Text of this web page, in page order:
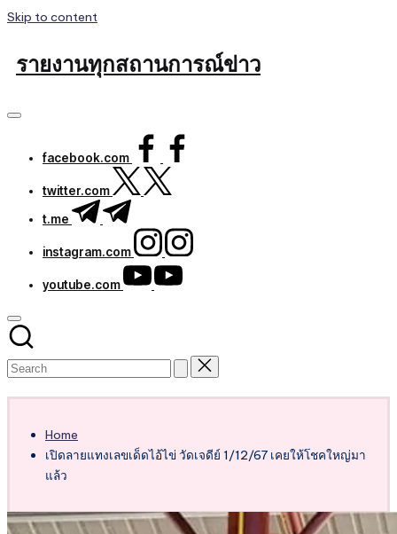
Skip to content
รายงานทุกสถานการณ์ข่าว
facebook.com
twitter.com
t.me
instagram.com
youtube.com
Home
เปิดลายแทงเลขเด็ดไอ้ไข่ วัดเจดีย์ 1/12/67 เคยให้โชคใหญ่มา
แล้ว